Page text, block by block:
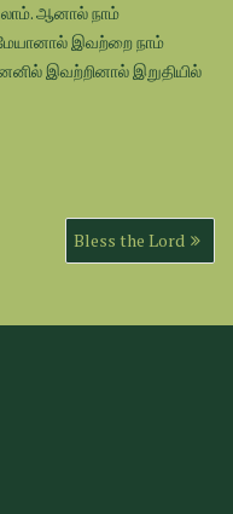
ஆனால் நாம்
இவற்றை நாம்
இவற்றினால் இறுதியில்
Bless the Lord